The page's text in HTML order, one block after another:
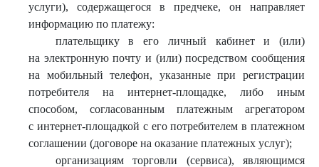
услуги), содержащегося в предчеке, он направляет
информацию по платежу:
плательщику в его личный кабинет и (или)
на электронную почту и (или) посредством сообщения
на мобильный телефон, указанные при регистрации
потребителя на интернет-площадке, либо иным
способом, согласованным платежным агрегатором
с интернет-площадкой с его потребителем в платежном
соглашении (договоре на оказание платежных услуг);
организациям торговли (сервиса), являющимся